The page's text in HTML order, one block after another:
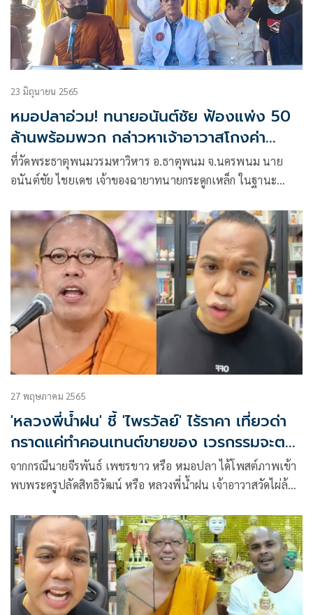
23 มิถุนายน 2565
หมอปลาอ่วม! ทนายอนันต์ชัย ฟ้องแพ่ง 50
ล้านพร้อมพวก กล่าวหาเจ้าอาวาสโกงค่า
ก่อสร้าง
ที่วัดพระธาตุพนมวรมหาวิหาร อ.ธาตุพนม จ.นครพนม นาย
อนันต์ชัย ไชยเดช เจ้าของฉายาทนายกระดูกเหล็ก ในฐานะ
นครพนม นายเอื้อ มูลสิงห์ นางสุมาลี พูลศิริกุล และ นายพรหม
พิริยะ ยสพันธ์ ร่วมแถลงข่าวกับพระครูโสภณภวนานุสิธ เจ้า
อาวาสวัดมรุกขนครรูปปัจจุบัน
27 พฤษภาคม 2565
'หลวงพี่น้ำฝน' ชี้ 'ไพรวัลย์' ไร้ราคา เที่ยวด่า
กราดแค่ทำคอนเทนต์ขายของ เวรกรรมจะตาม
ทัน
จากกรณีนายจีรพันธ์ เพชรขาว หรือ หมอปลา ได้โพสต์ภาพเข้า
พบพระครูปลัดสิทธิวัฒน์ หรือ หลวงพี่น้ำฝน เจ้าอาวาสวัดไผ่ล้อม
บริษัท 4 ต้องปกป้องศาสนาต่อไป มือปราบอลัชชีเข้าตามตรอก
ออกตามประตู น้อมรับคำสอนของหลวงพี่น้ำฝน สาธุ